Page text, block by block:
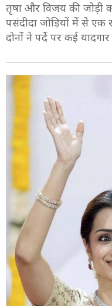
तृषा और विजय की जोड़ी
पसंदीदा जोड़ियों में से एक
दोनों ने पर्दे पर कई